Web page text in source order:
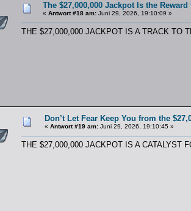
The $27,000,000 Jackpot Is the
« Antwort #18 am: Juni 29, 2026, 19:10:09 »
THE $27,000,000 JACKPOT IS A TRACK TO
Don’t Let Fear Keep You from the
« Antwort #19 am: Juni 29, 2026, 19:10:45 »
THE $27,000,000 JACKPOT IS A CATALYST